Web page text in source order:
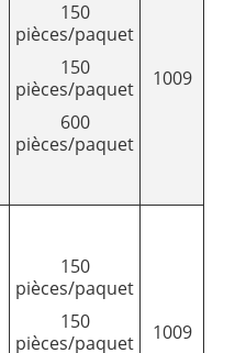
150
pièces/paquet
150
pièces/paquet
600
pièces/paquet
1009
150
pièces/paquet
150
pièces/paquet
1009